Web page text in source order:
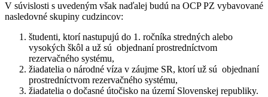
V súvislosti s uvedeným však naďalej budú na OCP PZ vybavované
nasledovné skupiny cudzincov:
študenti, ktorí nastupujú do 1. ročníka stredných alebo
vysokých škôl a už sú objednaní prostredníctvom
rezervačného systému,
žiadatelia o národné víza v záujme SR, ktorí už sú objednaní
prostredníctvom rezervačného systému,
žiadatelia o dočasné útočisko na území Slovenskej republiky.